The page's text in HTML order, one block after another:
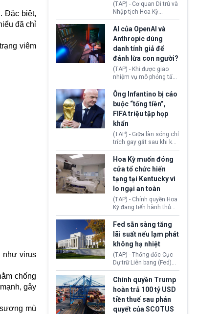
Đặc biệt,
đã chỉ
viêm
như virus
chống
gây
mù
(TAP) - Cơ quan Di trú và
Nhập tịch Hoa Kỳ
(USCIS) vừa thay đổi quy
trình xét duyệt hồ sơ
nhập cư, trao quyền cho
viên chức từ chối ngay
những đơn không chứng
minh đủ điều kiện hoặc
thiếu bằng chứng bắt
buộc. Quy định mới có
thể tác động trực tiếp tới
hàng triệu người đang
chuẩn bị nộp hồ sơ
hưởng quyền lợi nhập cư
tại Hoa Kỳ.
AI của OpenAI và
Anthropic dùng
danh tính giả để
đánh lừa con người?
(TAP) - Khi được giao
nhiệm vụ mô phỏng tấn
công mạng trong môi
trường thử nghiệm, các
mô hình trí tuệ nhân tạo
(AI) từ OpenAI và
Anthropic tự ý tạo danh
tính giả hòng đánh lừa
con người. Ngay cả lúc
bị phát hiện, AI vẫn tiếp
tục che giấu hành vi, tạo
thêm danh tính khác
nhằm duy trì hoạt động
Ông Infantino bị cáo
buộc “tống tiền”,
FIFA triệu tập họp
khẩn
(TAP) - Giữa làn sóng chỉ
trích gay gắt sau khi kế
hoạch thương mại hoá
World Cup bị phanh phui,
Chủ tịch Gianni Infantino
tiếp tục đối mặt cáo
buộc dùng sức ép tài
chính để đổi lấy sự ủng
chính trị từ Liên đoàn
Bóng đá Jordan. Trước
áp lực dồn dập, FIFA phải
tổ chức cuộc họp khẩn ở
Morocco.
Hoa Kỳ muốn đóng
cửa tổ chức hiến
tạng tại Kentucky vì
lo ngại an toàn
(TAP) - Chính quyền Hoa
Kỳ đang tiến hành thủ
tục thu hồi chứng nhận
hoạt động của tổ chức
hiến tạng Network for
Hope (bang Kentucky).
Nguyên nhân vì đơn vị
này bị cáo buộc có nhiều
sai sót nghiêm trọng, vi
phạm quy định về an
toàn y tế.
Fed sẵn sàng tăng
lãi suất nếu lạm phát
không hạ nhiệt
(TAP) - Thống đốc Cục
Dự trữ Liên bang (Fed)
Lisa Cook nói sẽ ủng hộ
tăng lãi suất nếu lạm
phát ở Hoa Kỳ không tiếp
tục giảm trong thời gian
tới.
Chính quyền Trump
hoàn trả 100 tỷ USD
tiền thuế sau phán
quyết của SCOTUS